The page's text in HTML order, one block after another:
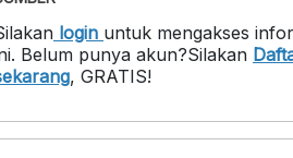
login untuk mengakses
. Belum punya akun?Silakan
, GRATIS!